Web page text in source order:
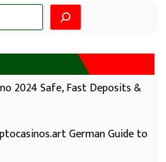
2024 Safe, Fast Deposits &
German Guide to